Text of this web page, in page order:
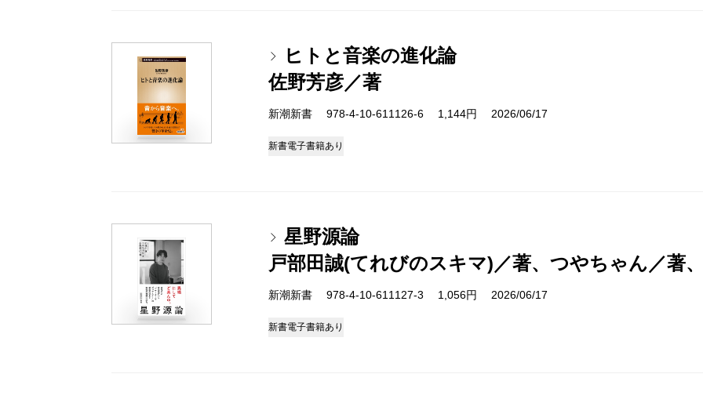
ヒトと音楽の進化論
佐野芳彦／著
新潮新書 978-4-10-611126-6 1,144円 2026/06/17
新書電子書籍あり
星野源論
戸部田誠(てれびのスキマ)／著、つやちゃん／著
新潮新書 978-4-10-611127-3 1,056円 2026/06/17
新書電子書籍あり